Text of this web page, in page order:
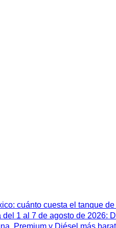
cuánto cuesta el tanque de
1 al 7 de agosto de 2026:
Premium y Diésel más